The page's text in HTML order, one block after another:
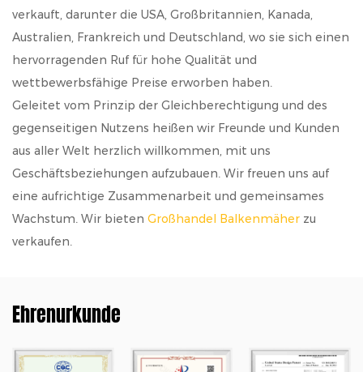
verkauft, darunter die USA, Großbritannien, Kanada,
Australien, Frankreich und Deutschland, wo sie sich einen
hervorragenden Ruf für hohe Qualität und
wettbewerbsfähige Preise erworben haben.
Geleitet vom Prinzip der Gleichberechtigung und des
gegenseitigen Nutzens heißen wir Freunde und Kunden
aus aller Welt herzlich willkommen, mit uns
Geschäftsbeziehungen aufzubauen. Wir freuen uns auf
eine aufrichtige Zusammenarbeit und gemeinsames
Wachstum. Wir bieten Großhandel Balkenmäher zu
verkaufen.
Ehrenurkunde